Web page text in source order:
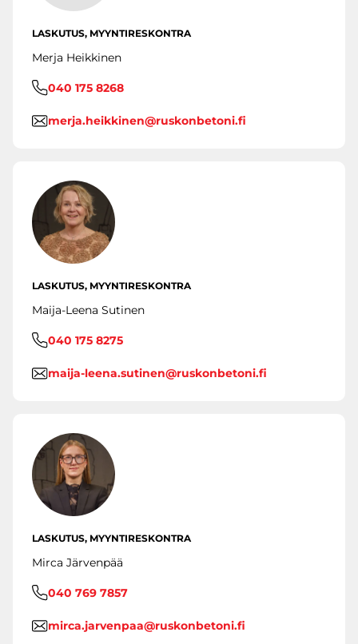
LASKUTUS, MYYNTIRESKONTRA
Merja Heikkinen
040 175 8268
merja.heikkinen@ruskonbetoni.fi
LASKUTUS, MYYNTIRESKONTRA
Maija-Leena Sutinen
040 175 8275
maija-leena.sutinen@ruskonbetoni.fi
LASKUTUS, MYYNTIRESKONTRA
Mirca Järvenpää
040 769 7857
mirca.jarvenpaa@ruskonbetoni.fi